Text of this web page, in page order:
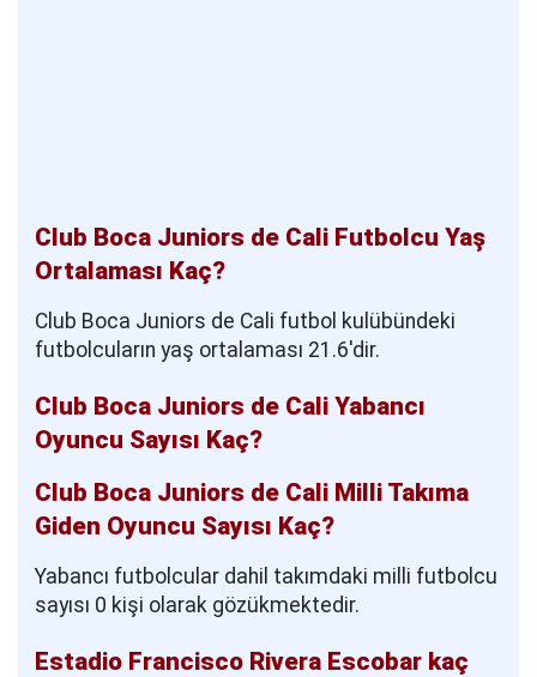
Club Boca Juniors de Cali Futbolcu Yaş
Ortalaması Kaç?
Club Boca Juniors de Cali futbol kulübündeki
futbolcuların yaş ortalaması 21.6'dir.
Club Boca Juniors de Cali Yabancı
Oyuncu Sayısı Kaç?
Club Boca Juniors de Cali Milli Takıma
Giden Oyuncu Sayısı Kaç?
Yabancı futbolcular dahil takımdaki milli futbolcu
sayısı 0 kişi olarak gözükmektedir.
Estadio Francisco Rivera Escobar kaç